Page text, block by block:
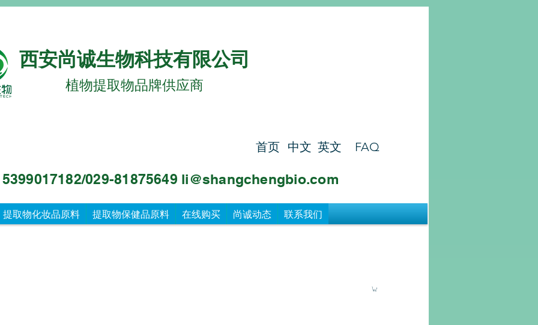
西安尚诚生物科技有限公司
植物提取物品牌供应商
首页 中文 英文 FAQ
029-81875649 li@shangchengbio.com
提取物化妆品原料 提取物保健品原料 在线购买 尚诚动态 联系我们